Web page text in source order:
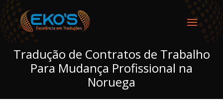
Tradução de Contratos de Trabalho
Para Mudança Profissional na
Noruega